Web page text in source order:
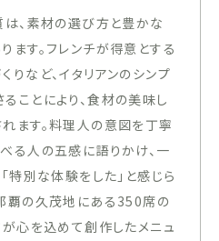
は、素材の選び方と豊かな
ます。フレンチが得意とする
など、イタリアンのシンプ
ことにより、食材の美味し
ます。料理人の意図を丁寧
る人の五感に語りかけ、一
特別な体験をした」と感じら
覇の久茂地にある350席の
が心を込めて創作したメニュ